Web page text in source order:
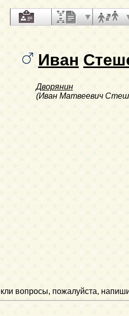
Иван
Дворянин
(Иван Матвеевич
вопросы, пожалуйста,